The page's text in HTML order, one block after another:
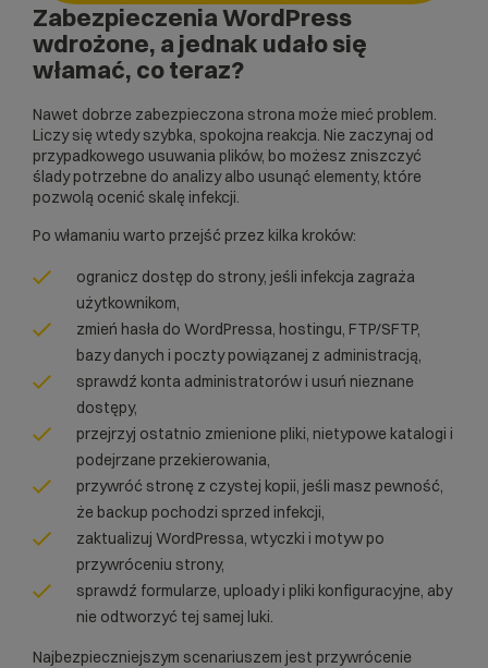
Zabezpieczenia WordPress
wdrożone, a jednak udało się
włamać, co teraz?
Nawet dobrze zabezpieczona strona może mieć problem.
Liczy się wtedy szybka, spokojna reakcja. Nie zaczynaj od
przypadkowego usuwania plików, bo możesz zniszczyć
ślady potrzebne do analizy albo usunąć elementy, które
pozwolą ocenić skalę infekcji.
Po włamaniu warto przejść przez kilka kroków:
ogranicz dostęp do strony, jeśli infekcja zagraża
użytkownikom,
zmień hasła do WordPressa, hostingu, FTP/SFTP,
bazy danych i poczty powiązanej z administracją,
sprawdź konta administratorów i usuń nieznane
dostępy,
przejrzyj ostatnio zmienione pliki, nietypowe katalogi i
podejrzane przekierowania,
przywróć stronę z czystej kopii, jeśli masz pewność,
że backup pochodzi sprzed infekcji,
zaktualizuj WordPressa, wtyczki i motyw po
przywróceniu strony,
sprawdź formularze, uploady i pliki konfiguracyjne, aby
nie odtworzyć tej samej luki.
Najbezpieczniejszym scenariuszem jest przywrócenie